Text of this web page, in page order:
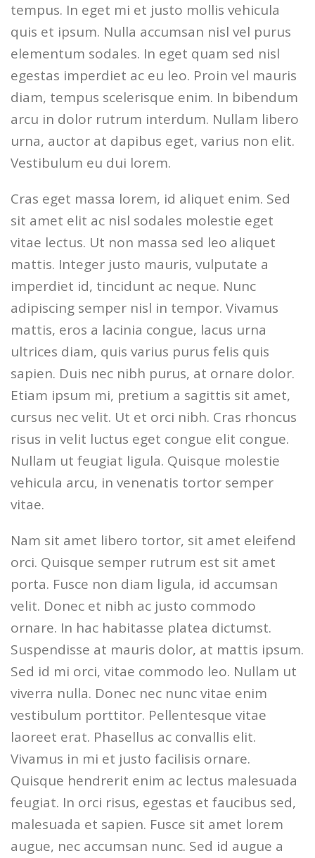
tempus. In eget mi et justo mollis vehicula
quis et ipsum. Nulla accumsan nisl vel purus
elementum sodales. In eget quam sed nisl
egestas imperdiet ac eu leo. Proin vel mauris
diam, tempus scelerisque enim. In bibendum
arcu in dolor rutrum interdum. Nullam libero
urna, auctor at dapibus eget, varius non elit.
Vestibulum eu dui lorem.
Cras eget massa lorem, id aliquet enim. Sed
sit amet elit ac nisl sodales molestie eget
vitae lectus. Ut non massa sed leo aliquet
mattis. Integer justo mauris, vulputate a
imperdiet id, tincidunt ac neque. Nunc
adipiscing semper nisl in tempor. Vivamus
mattis, eros a lacinia congue, lacus urna
ultrices diam, quis varius purus felis quis
sapien. Duis nec nibh purus, at ornare dolor.
Etiam ipsum mi, pretium a sagittis sit amet,
cursus nec velit. Ut et orci nibh. Cras rhoncus
risus in velit luctus eget congue elit congue.
Nullam ut feugiat ligula. Quisque molestie
vehicula arcu, in venenatis tortor semper
vitae.
Nam sit amet libero tortor, sit amet eleifend
orci. Quisque semper rutrum est sit amet
porta. Fusce non diam ligula, id accumsan
velit. Donec et nibh ac justo commodo
ornare. In hac habitasse platea dictumst.
Suspendisse at mauris dolor, at mattis ipsum.
Sed id mi orci, vitae commodo leo. Nullam ut
viverra nulla. Donec nec nunc vitae enim
vestibulum porttitor. Pellentesque vitae
laoreet erat. Phasellus ac convallis elit.
Vivamus in mi et justo facilisis ornare.
Quisque hendrerit enim ac lectus malesuada
feugiat. In orci risus, egestas et faucibus sed,
malesuada et sapien. Fusce sit amet lorem
augue, nec accumsan nunc. Sed id augue a